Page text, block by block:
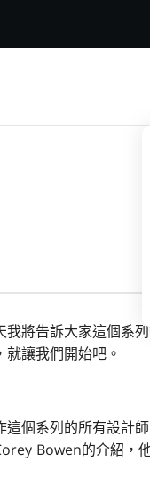
我將告訴大家這個系
讓我們開始吧。
個系列的所有設計
Bowen的介紹，